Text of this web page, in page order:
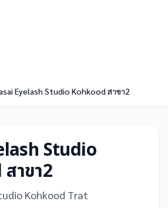
Eyelash Studio Kohkood สาขา2
Studio
าขา2
Kohkood Trat